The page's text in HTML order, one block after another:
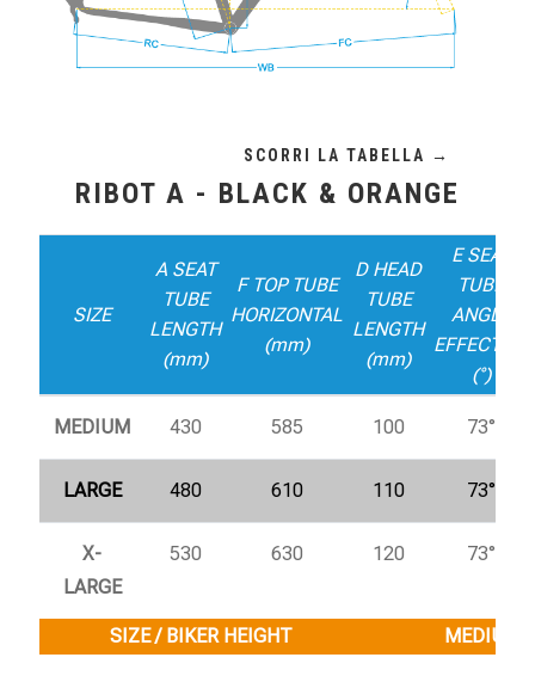
RIBOT A - BLACK & ORANGE
SIZE
A SEAT
TUBE
LENGTH
(mm)
F TOP TUBE
HORIZONTAL
(mm)
D HEAD
TUBE
LENGTH
(mm)
E SEAT
TUBE
ANGLE
EFFECTIVE
(°)
MEDIUM 430 585 100 73°
LARGE 480 610 110 73°
X-
LARGE
530 630 120 73°
SIZE / BIKER HEIGHT MEDIUM